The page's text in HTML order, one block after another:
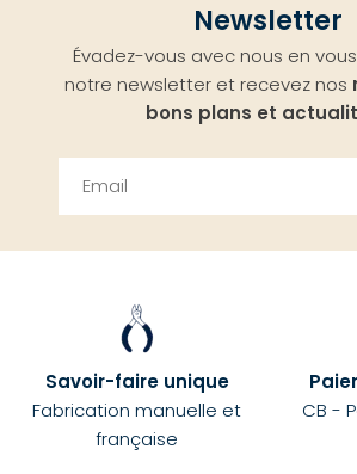
Newsletter
Évadez-vous avec nous en
notre newsletter et recevez nos
bons plans et
Savoir-faire unique
Fabrication manuelle et
française
CB -